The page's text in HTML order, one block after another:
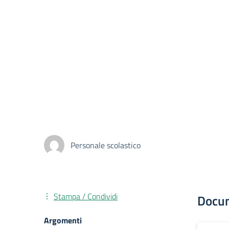
Personale scolastico
Stampa / Condividi
Argomenti